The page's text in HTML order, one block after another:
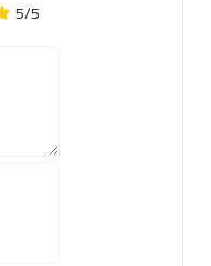
5/5